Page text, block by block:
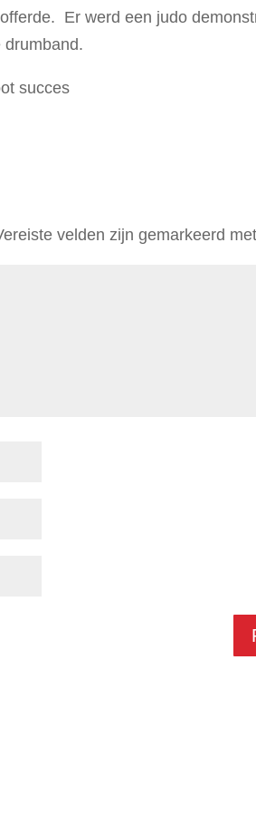
Er werd een judo
drumband.
succes
velden zijn gemarkeerd